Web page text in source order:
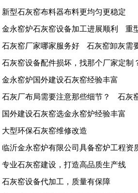
新型石灰窑布料器布料更均匀更稳定
金永窑炉石灰窑设备加工进展顺利 重
石灰窑厂家哪家服务好 石灰窑卸灰需
石灰窑设备配件损坏，找那个厂家定制
金永窑炉国外建设石灰窑经验丰富
石灰厂布局需要注意那些细节？ 石灰
国外建设石灰窑选金永窑炉经验丰富
大型环保石灰窑维修改造
临沂金永窑炉有限公司具备窑炉工程资
专业石灰窑建设，打造高品质生产线
石灰窑设备代加工，质量有保障